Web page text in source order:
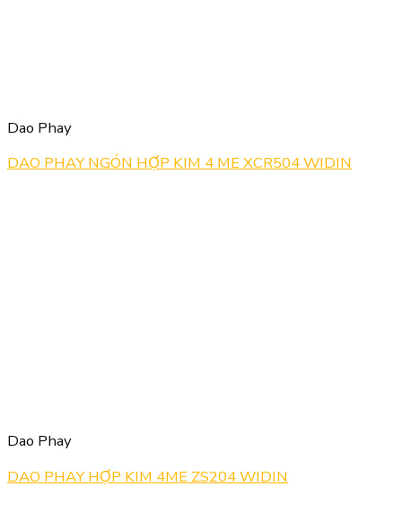
Dao Phay
DAO PHAY NGÓN HỢP KIM 4 ME XCR504 WIDIN
Dao Phay
DAO PHAY HỢP KIM 4ME ZS204 WIDIN